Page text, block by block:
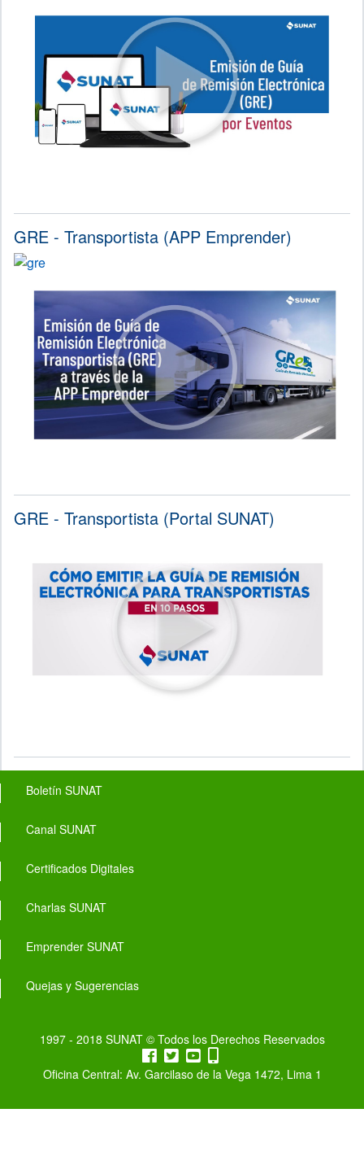
GRE - Transportista (APP Emprender)
GRE - Transportista (Portal SUNAT)
Footer menu
Boletín SUNAT
Canal SUNAT
Certificados Digitales
Charlas SUNAT
Emprender SUNAT
Quejas y Sugerencias
1997 - 2018 SUNAT © Todos los Derechos Reservados
Oficina Central: Av. Garcilaso de la Vega 1472, Lima 1